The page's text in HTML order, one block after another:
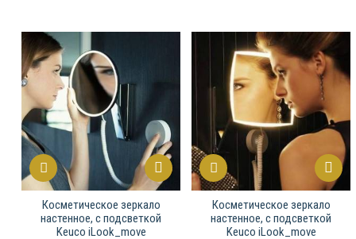
Косметическое зеркало
настенное, c подсветкой
Keuco iLook_move
Косметическое зеркало
настенное, c подсветкой
Keuco iLook_move